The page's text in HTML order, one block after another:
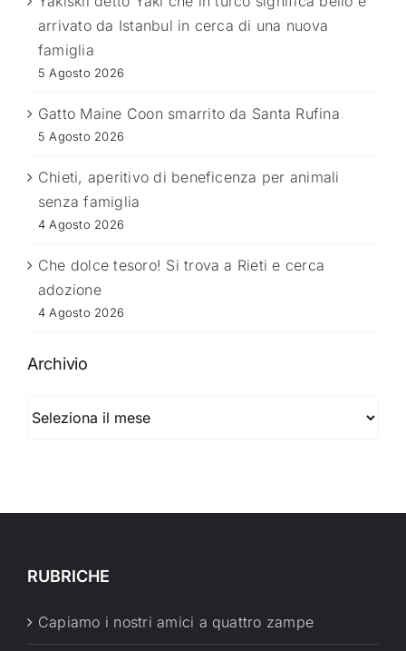
arrivato da Istanbul in cerca di una nuova
famiglia
5 Agosto 2026
Gatto Maine Coon smarrito da Santa Rufina
5 Agosto 2026
Chieti, aperitivo di beneficenza per animali
senza famiglia
4 Agosto 2026
Che dolce tesoro! Si trova a Rieti e cerca
adozione
4 Agosto 2026
Archivio
RUBRICHE
Capiamo i nostri amici a quattro zampe